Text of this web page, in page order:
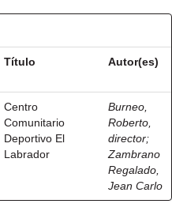
Título Autor(es)
Centro
Comunitario
Deportivo El
Labrador
Burneo,
Roberto,
director;
Zambrano
Regalado,
Jean Carlo